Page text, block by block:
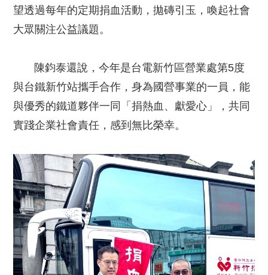
望透過每年的定期捐血活動，拋磚引玉，喚起社會
大眾關注公益議題。
陳鈞泰還說，今年是台電新竹區營業處第5度
與台鐵新竹站攜手合作，身為國營事業的一員，能
與優秀的鐵道夥伴一同「捐熱血、獻愛心」，共同
實踐企業社會責任，感到無比榮幸。